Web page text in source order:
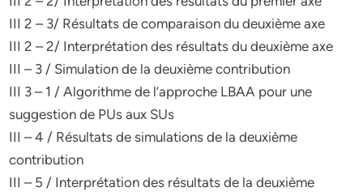
III 2 – 3/ Résultats de comparaison du deuxième axe
III 2 – 2/ Interprétation des résultats du deuxième axe
III – 3 / Simulation de la deuxième contribution
III 3 – 1 / Algorithme de l’approche LBAA pour une
suggestion de PUs aux SUs
III – 4 / Résultats de simulations de la deuxième
contribution
III – 5 / Interprétation des résultats de la deuxième